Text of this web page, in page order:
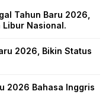
Tahun Baru 2026,
Libur Nasional.
2026, Bikin Status
2026 Bahasa Inggris